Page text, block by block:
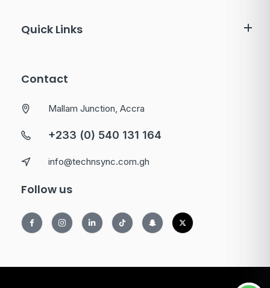
Quick Links
Contact
Mallam Junction, Accra
+233 (0) 540 131 164
info@technsync.com.gh
Follow us